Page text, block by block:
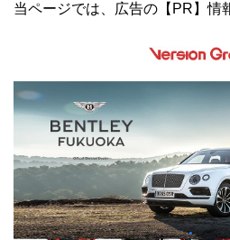
当ページでは、広告の【PR】情